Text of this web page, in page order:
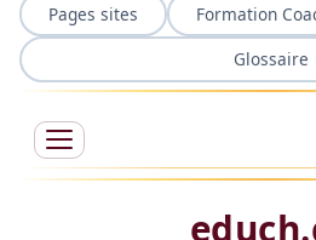
Pages sites Formation
Glossaire